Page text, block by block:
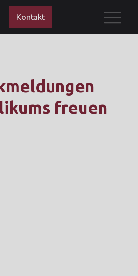
Kontakt
freuen